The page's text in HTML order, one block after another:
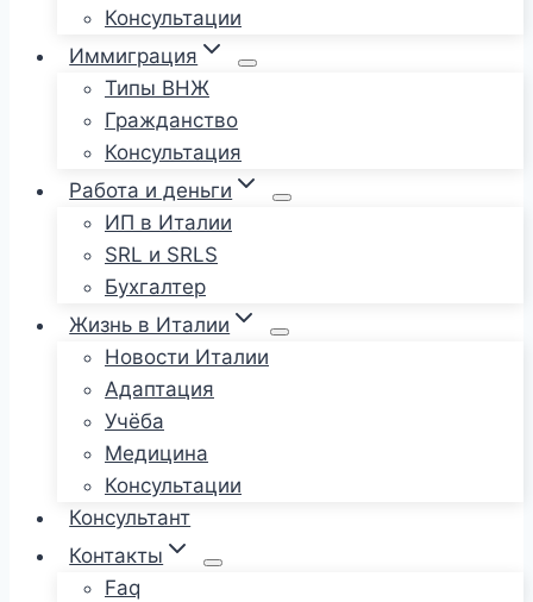
Консультации
Иммиграция
Типы ВНЖ
Гражданство
Консультация
Работа и деньги
ИП в Италии
SRL и SRLS
Бухгалтер
Жизнь в Италии
Новости Италии
Адаптация
Учёба
Медицина
Консультации
Консультант
Контакты
Faq